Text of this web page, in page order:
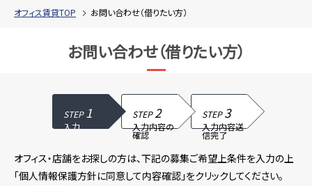
オフィス賃貸TOP お問い合わせ（借りたい方）
お問い合わせ（借りたい方）
STEP1
入力
STEP2
入力内容の
確認
STEP3
入力内容送
信完了
オフィス・店舗をお探しの方は、下記の募集ご希望上条件を入力の上
「個人情報保護方針に同意して内容確認」をクリックしてください。